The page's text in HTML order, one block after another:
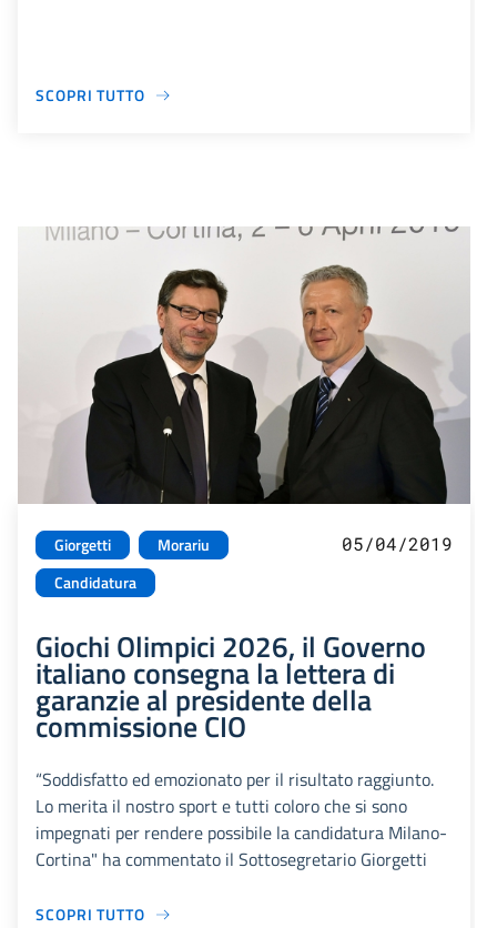
SCOPRI TUTTO
Giorgetti
Morariu
Candidatura
05/04/2019
Giochi Olimpici 2026, il Governo
italiano consegna la lettera di
garanzie al presidente della
commissione CIO
“Soddisfatto ed emozionato per il risultato raggiunto.
Lo merita il nostro sport e tutti coloro che si sono
impegnati per rendere possibile la candidatura Milano-
Cortina" ha commentato il Sottosegretario Giorgetti
SCOPRI TUTTO